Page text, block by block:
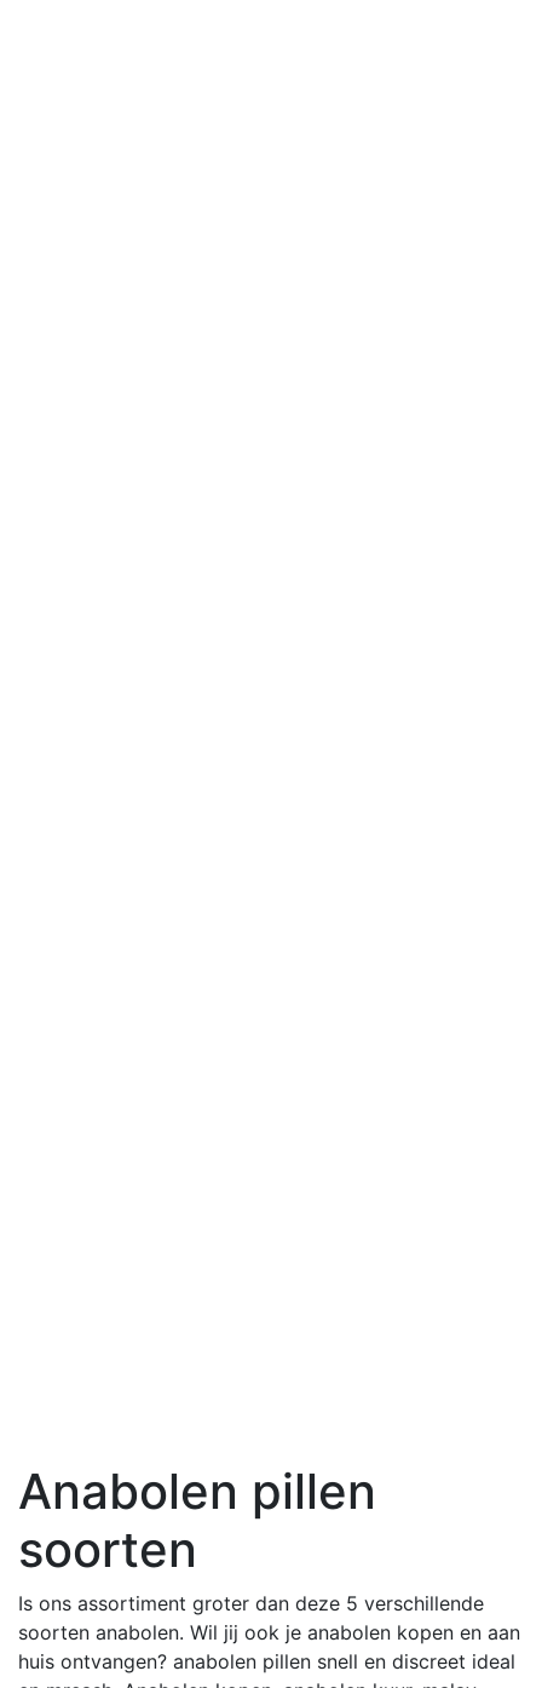
Anabolen pillen
soorten
Is ons assortiment groter dan deze 5 verschillende
soorten anabolen. Wil jij ook je anabolen kopen en aan
huis ontvangen? anabolen pillen snell en discreet ideal